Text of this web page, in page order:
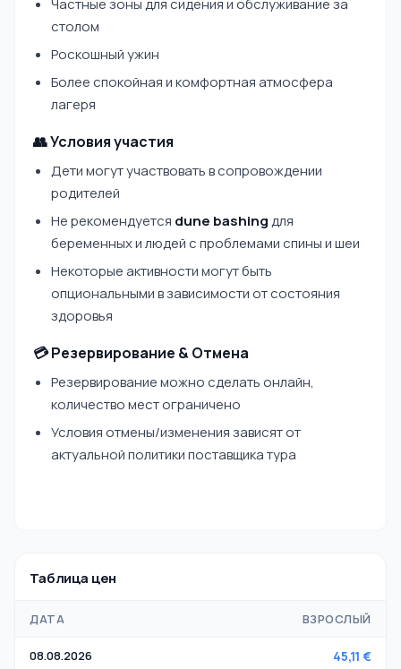
Частные зоны для сидения и обслуживание за
столом
Роскошный ужин
Более спокойная и комфортная атмосфера
лагеря
👥 Условия участия
Дети могут участвовать в сопровождении
родителей
Не рекомендуется dune bashingдля
беременных и людей с проблемами спины и шеи
Некоторые активности могут быть
опциональными в зависимости от состояния
здоровья
💳 Резервирование & Отмена
Резервирование можно сделать онлайн,
количество мест ограничено
Условия отмены/изменения зависят от
актуальной политики поставщика тура
Таблица цен
ДАТА ВЗРОСЛЫЙ
08.08.2026 45,11 €